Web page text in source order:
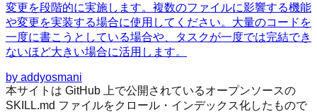
変更を段階的に実施します。複数のファイルに影響する機能
や変更を実装する場合に使用してください。大量のコードを
一度に書こうとしている場合や、タスクが一度では完結でき
ないほど大きい場合に活用します。
by addyosmani
本サイトは GitHub 上で公開されているオープンソースの
SKILL.md ファイルをクロール・インデックス化したもので